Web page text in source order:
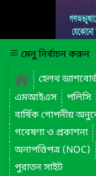
মেনু নির্বাচন করুন
হেলথ
এমআইএস
পলিসি
বার্ষিক গোপনীয়
গবেষণা ও প্রকাশনা
অনাপত্তিপত্র (NOC)
পুরাতন সাইট